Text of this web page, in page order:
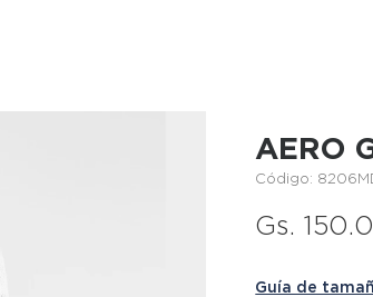
AERO
Código:
Gs.
Guía de